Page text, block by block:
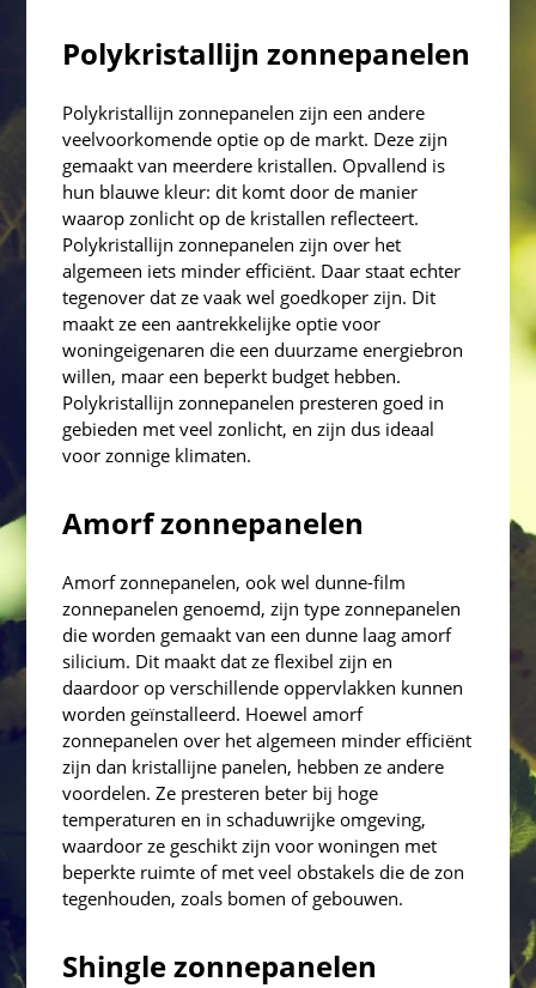
Polykristallijn zonnepanelen
Polykristallijn zonnepanelen zijn een andere
veelvoorkomende optie op de markt. Deze zijn
gemaakt van meerdere kristallen. Opvallend is
hun blauwe kleur: dit komt door de manier
waarop zonlicht op de kristallen reflecteert.
Polykristallijn zonnepanelen zijn over het
algemeen iets minder efficiënt. Daar staat echter
tegenover dat ze vaak wel goedkoper zijn. Dit
maakt ze een aantrekkelijke optie voor
woningeigenaren die een duurzame energiebron
willen, maar een beperkt budget hebben.
Polykristallijn zonnepanelen presteren goed in
gebieden met veel zonlicht, en zijn dus ideaal
voor zonnige klimaten.
Amorf zonnepanelen
Amorf zonnepanelen, ook wel dunne-film
zonnepanelen genoemd, zijn type zonnepanelen
die worden gemaakt van een dunne laag amorf
silicium. Dit maakt dat ze flexibel zijn en
daardoor op verschillende oppervlakken kunnen
worden geïnstalleerd. Hoewel amorf
zonnepanelen over het algemeen minder efficiënt
zijn dan kristallijne panelen, hebben ze andere
voordelen. Ze presteren beter bij hoge
temperaturen en in schaduwrijke omgeving,
waardoor ze geschikt zijn voor woningen met
beperkte ruimte of met veel obstakels die de zon
tegenhouden, zoals bomen of gebouwen.
Shingle zonnepanelen